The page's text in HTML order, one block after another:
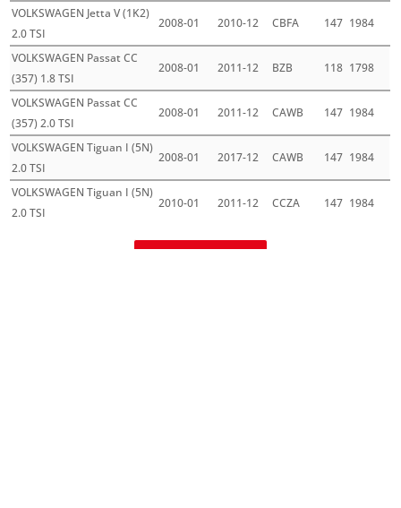
VOLKSWAGEN Jetta V (1K2)
2.0 TSI
2008-01 2010-12 CBFA 147 1984
VOLKSWAGEN Passat CC
(357) 1.8 TSI
2008-01 2011-12 BZB 118 1798
VOLKSWAGEN Passat CC
(357) 2.0 TSI
2008-01 2011-12 CAWB 147 1984
VOLKSWAGEN Tiguan I (5N)
2.0 TSI
2008-01 2017-12 CAWB 147 1984
VOLKSWAGEN Tiguan I (5N)
2.0 TSI
2010-01 2011-12 CCZA 147 1984
Mehr laden